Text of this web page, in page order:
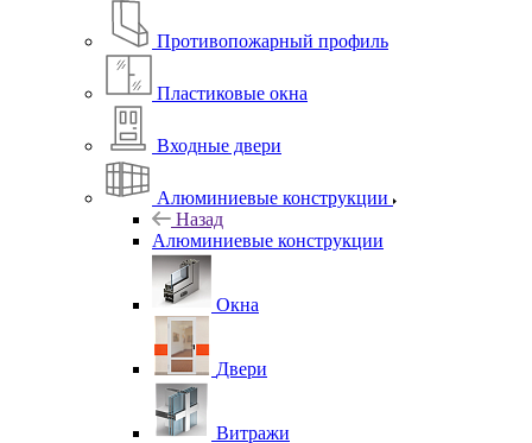
Противопожарный профиль
Пластиковые окна
Входные двери
Алюминиевые конструкции
Назад
Алюминиевые конструкции
Окна
Двери
Витражи